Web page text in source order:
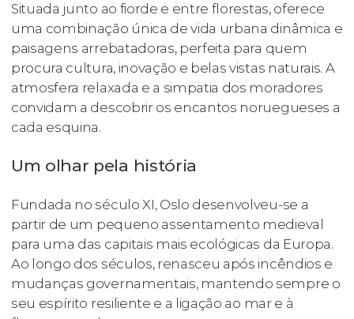
Situada junto ao fiorde e entre florestas, oferece
uma combinação única de vida urbana dinâmica e
paisagens arrebatadoras, perfeita para quem
procura cultura, inovação e belas vistas naturais. A
atmosfera relaxada e a simpatia dos moradores
convidam a descobrir os encantos noruegueses a
cada esquina.
Um olhar pela história
Fundada no século XI, Oslo desenvolveu-se a
partir de um pequeno assentamento medieval
para uma das capitais mais ecológicas da Europa.
Ao longo dos séculos, renasceu após incêndios e
mudanças governamentais, mantendo sempre o
seu espírito resiliente e a ligação ao mar e à